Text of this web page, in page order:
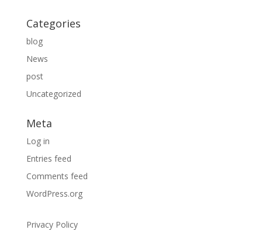
Categories
blog
News
post
Uncategorized
Meta
Log in
Entries feed
Comments feed
WordPress.org
Privacy Policy